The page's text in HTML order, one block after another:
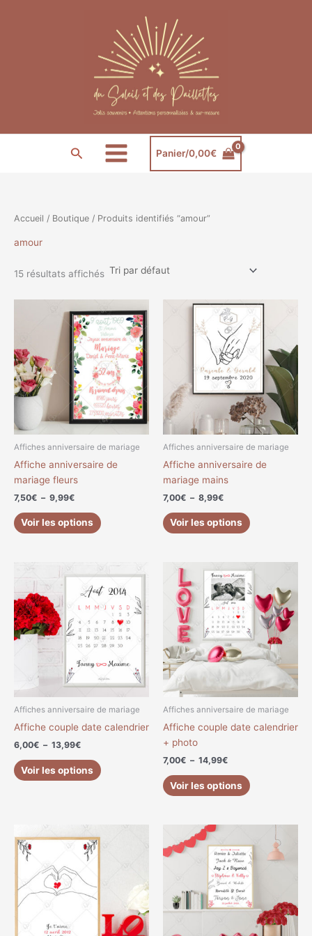
Rechercher Panier/0,00€
Accueil / Boutique / Produits identifiés “amour”
amour
15 résultats affichés
Affiches anniversaire de mariage
Affiche anniversaire de
mariage fleurs
7,50€ – 9,99€
de
prix :
7,50€
à
9,99€
Voir les options
produit
a
plusieurs
variations.
Les
options
peuvent
choisies
sur
produit
Affiches anniversaire de mariage
Affiche anniversaire de
mariage mains
7,00€ – 8,99€
Plage
de
prix :
7,00€
à
8,99€
Voir les options
Ce
produit
a
plusieurs
variations.
Les
options
peuvent
être
choisies
sur
produit
Affiches anniversaire de mariage
Affiche couple date calendrier
6,00€ – 13,99€
de
prix :
6,00€
à
13,99€
Voir les options
produit
plusieurs
variations.
Les
options
peuvent
choisies
du
Affiches anniversaire de mariage
Affiche couple date calendrier
+ photo
7,00€ – 14,99€
de
prix :
7,00€
à
14,99€
Voir les options
Ce
produit
a
plusieurs
variations.
Les
options
être
choisies
produit
de
prix :
7,00€
à
14,99€
variations.
options
prix :
6,00€
à
13,00€
produit
a
Les
options